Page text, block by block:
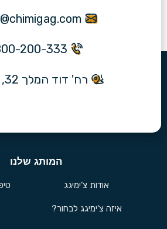
200-333
רח' דוד המלך 32, ירושלים
המותג שלנו
אודות צ’ימיגג
איזה צ'ימיגג לבחור?